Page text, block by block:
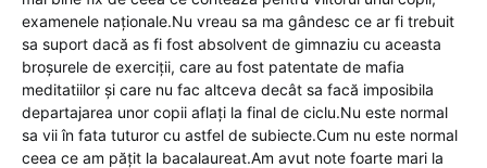
examenele naționale.Nu vreau sa ma gândesc ce ar fi trebuit
sa suport dacă as fi fost absolvent de gimnaziu cu aceasta
broșurele de exerciții, care au fost patentate de mafia
meditatiilor și care nu fac altceva decât sa facă imposibila
departajarea unor copii aflați la final de ciclu.Nu este normal
sa vii în fata tuturor cu astfel de subiecte.Cum nu este normal
ceea ce am pățit la bacalaureat.Am avut note foarte mari la